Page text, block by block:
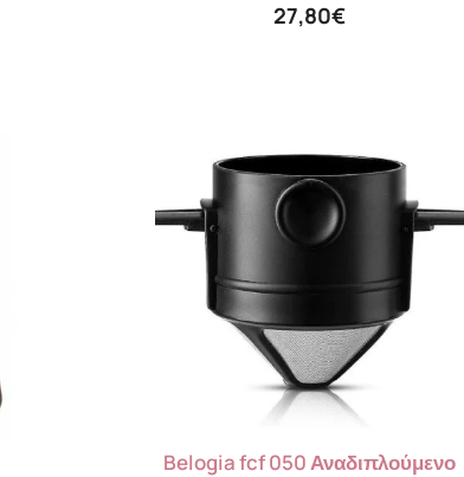
27,80€
Belogia fcf 050 Αναδιπλούμενο